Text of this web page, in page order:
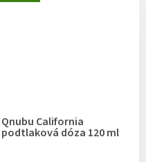
Qnubu California
podtlaková dóza 120 ml